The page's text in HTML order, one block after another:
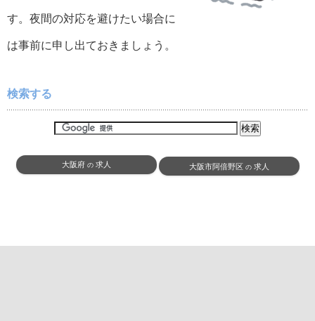
す。夜間の対応を避けたい場合に
は事前に申し出ておきましょう。
検索する
大阪府の 求人 大阪市阿倍野区 の 求人